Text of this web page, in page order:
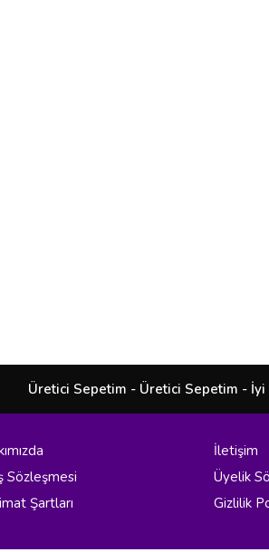
Üretici Sepetim - Üretici Sepetim -
İletişim
Sözleşmesi
Üyelik
Şartları
Gizlilik